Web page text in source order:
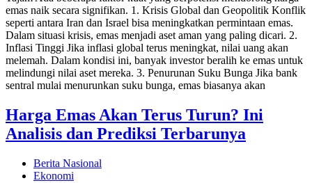
emas naik secara signifikan. 1. Krisis Global dan Geopolitik Konflik
seperti antara Iran dan Israel bisa meningkatkan permintaan emas.
Dalam situasi krisis, emas menjadi aset aman yang paling dicari. 2.
Inflasi Tinggi Jika inflasi global terus meningkat, nilai uang akan
melemah. Dalam kondisi ini, banyak investor beralih ke emas untuk
melindungi nilai aset mereka. 3. Penurunan Suku Bunga Jika bank
sentral mulai menurunkan suku bunga, emas biasanya akan
Harga Emas Akan Terus Turun? Ini
Analisis dan Prediksi Terbarunya
Berita Nasional
Ekonomi